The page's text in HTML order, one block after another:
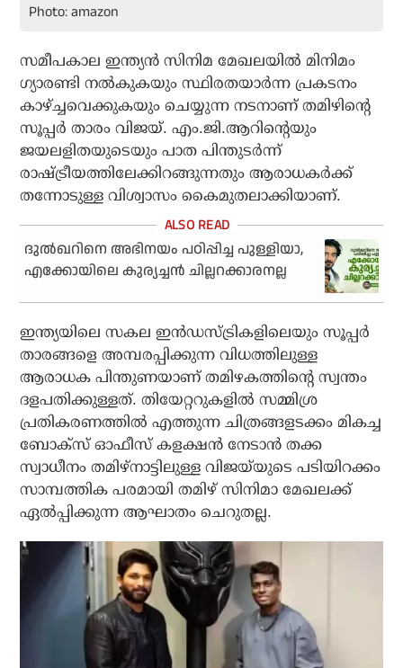
Photo: amazon
സമീപകാല ഇന്ത്യന്‍ സിനിമ മേഖലയില്‍ മിനിമം
ഗ്യാരണ്ടി നല്‍കുകയും സ്ഥിരതയാര്‍ന്ന പ്രകടനം
കാഴ്ച്ചവെക്കുകയും ചെയ്യുന്ന നടനാണ് തമിഴിന്റെ
സൂപ്പര്‍ താരം വിജയ്. എം.ജി.ആറിന്റെയും
ജയലളിതയുടെയും പാത പിന്തുടര്‍ന്ന്
രാഷ്ട്രീയത്തിലേക്കിറങ്ങുന്നതും ആരാധകര്‍ക്ക്
തന്നോടുള്ള വിശ്വാസം കൈമുതലാക്കിയാണ്.
ദുല്‍ഖറിനെ അഭിനയം പഠിപ്പിച്ച പുള്ളിയാ,
എക്കോയിലെ കുര്യച്ചന്‍ ചില്ലറക്കാരനല്ല
ഇന്ത്യയിലെ സകല ഇന്‍ഡസ്ട്രികളിലെയും സൂപ്പര്‍
താരങ്ങളെ അമ്പരപ്പിക്കുന്ന വിധത്തിലുള്ള
ആരാധക പിന്തുണയാണ് തമിഴകത്തിന്റെ സ്വന്തം
ദളപതിക്കുള്ളത്. തിയേറ്ററുകളില്‍ സമ്മിശ്ര
പ്രതികരണത്തില്‍ എത്തുന്ന ചിത്രങ്ങളടക്കം മികച്ച
ബോക്‌സ് ഓഫീസ് കളക്ഷന്‍ നേടാന്‍ തക്ക
സ്വാധീനം തമിഴ്‌നാട്ടിലുള്ള വിജയ്‌യുടെ പടിയിറക്കം
സാമ്പത്തിക പരമായി തമിഴ് സിനിമാ മേഖലക്ക്
ഏല്‍പ്പിക്കുന്ന ആഘാതം ചെറുതല്ല.